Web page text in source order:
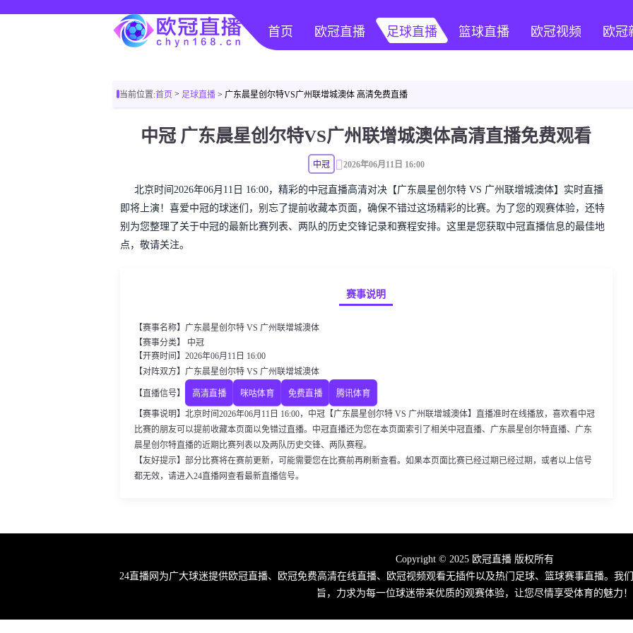
首页 欧冠直播 足球直播 篮球直播 欧冠视频 欧冠
当前位置:首页 > 足球直播 > 广东晨星创尔特VS广州联增城澳体 高清免费直播
中冠 广东晨星创尔特VS广州联增城澳体高清直播免费观看
中冠 2026年06月11日 16:00
北京时间2026年06月11日 16:00，精彩的中冠直播高清对决【广东晨星创尔特 VS 广州联增城澳体】实时直播
即将上演！喜爱中冠的球迷们，别忘了提前收藏本页面，确保不错过这场精彩的比赛。为了您的观赛体验，还特
别为您整理了关于中冠的最新比赛列表、两队的历史交锋记录和赛程安排。这里是您获取中冠直播信息的最佳地
点，敬请关注。
赛事说明
【赛事名称】广东晨星创尔特 VS 广州联增城澳体
【赛事分类】 中冠
【开赛时间】2026年06月11日 16:00
【对阵双方】广东晨星创尔特 VS 广州联增城澳体
【直播信号】 高清直播 咪咕体育 免费直播 腾讯体育
【赛事说明】北京时间2026年06月11日 16:00，中冠【广东晨星创尔特 VS 广州联增城澳体】直播准时在线播放，喜欢看中冠
比赛的朋友可以提前收藏本页面以免错过直播。中冠直播还为您在本页面索引了相关中冠直播、广东晨星创尔特直播、广东
晨星创尔特直播的近期比赛列表以及两队历史交锋、两队赛程。
【友好提示】部分比赛将在赛前更新，可能需要您在比赛前再刷新查看。如果本页面比赛已经过期已经过期，或者以上信号
都无效，请进入24直播网查看最新直播信号。
Copyright © 2025 欧冠直播 版权所有
24直播网为广大球迷提供欧冠直播、欧冠免费高清在线直播、欧冠视频观看无插件以及热门足球、篮球赛事直播。我
旨，力求为每一位球迷带来优质的观赛体验，让您尽情享受体育的魅力！